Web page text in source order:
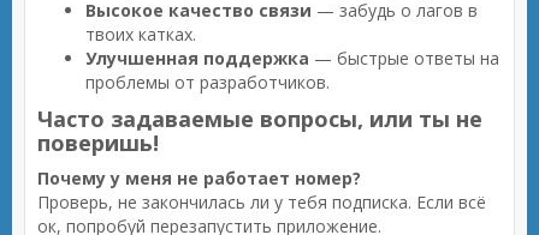
Высокое качество связи — забудь о лагов в
твоих катках.
Улучшенная поддержка — быстрые ответы на
проблемы от разработчиков.
Часто задаваемые вопросы, или ты не
поверишь!
Почему у меня не работает номер?
Проверь, не закончилась ли у тебя подписка. Если всё
ок, попробуй перезапустить приложение.